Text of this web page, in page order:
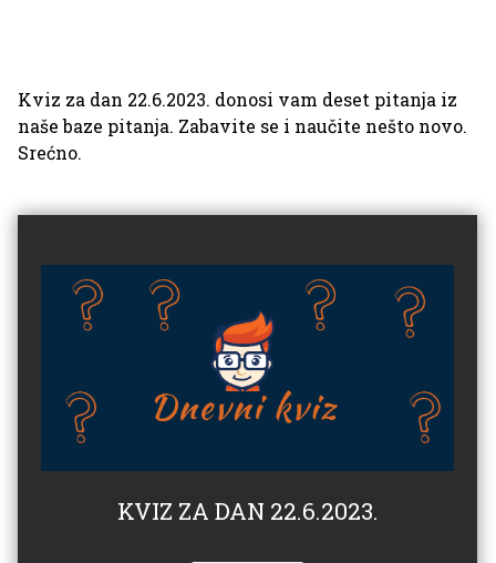
Kviz za dan 22.6.2023. donosi vam deset pitanja iz
naše baze pitanja. Zabavite se i naučite nešto novo.
Srećno.
KVIZ ZA DAN 22.6.2023.